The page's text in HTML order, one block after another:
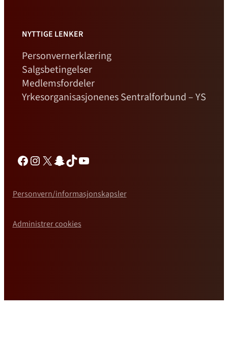
NYTTIGE LENKER
Personvernerklæring
Salgsbetingelser
Medlemsfordeler
Yrkesorganisasjonenes Sentralforbund – YS
Personvern/informasjonskapsler
Administrer cookies
Facebook
Instagram
X Snapchat
TikTokYouTube